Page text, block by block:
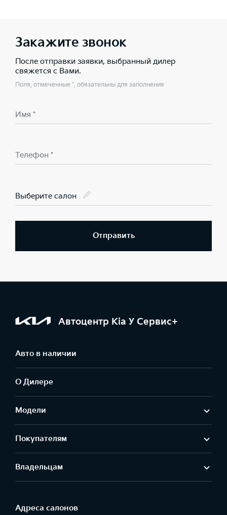
Закажите звонок
После отправки заявки, выбранный дилер
свяжется с Вами.
Поля, отмеченные *, обязательны для заполнения
Имя *
Телефон *
Выберите салон
Отправить
Автоцентр Kia У Сервис+
Авто в наличии
О Дилере
Модели
Покупателям
Владельцам
Адреса салонов